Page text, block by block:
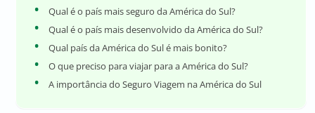
Qual é o país mais seguro da América do Sul?
Qual é o país mais desenvolvido da América do Sul?
Qual país da América do Sul é mais bonito?
O que preciso para viajar para a América do Sul?
A importância do Seguro Viagem na América do Sul